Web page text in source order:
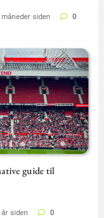
måneder siden 0
guide til
år siden 0